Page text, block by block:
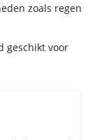
zoals regen
geschikt voor